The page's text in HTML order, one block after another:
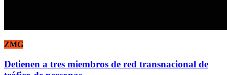
ZMG
Detienen a tres miembros de red transnacional de